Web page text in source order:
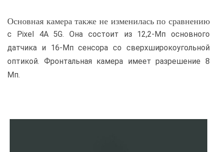
Основная камера также не изменилась по сравнению
с Pixel 4A 5G. Она состоит из 12,2-Мп основного
датчика и 16-Мп сенсора со сверхширокоугольной
оптикой. Фронтальная камера имеет разрешение 8
Мп.